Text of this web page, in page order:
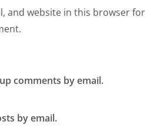
and website in this browser for
comments by email.
by email.